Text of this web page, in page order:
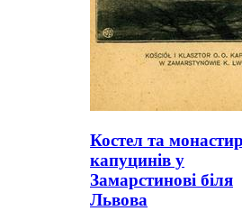
Костел та
капуцинів у
Замарстинові біля
Львова